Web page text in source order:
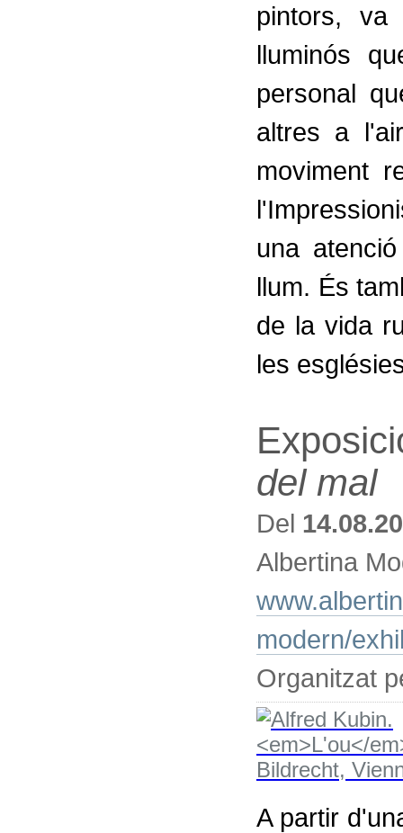
pintors,
lluminós
personal
altres a
moviment
una
llum. És
de la vida
les
del mal
Del
Albertina
modern/
Organitzat
A partir